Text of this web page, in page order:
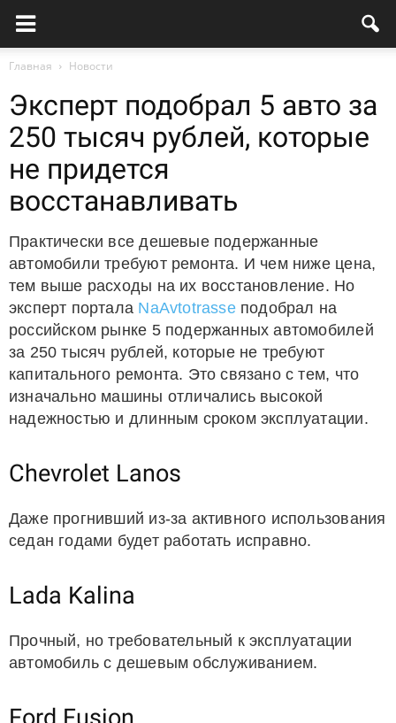
Главная Новости
Эксперт подобрал 5 авто за
250 тысяч рублей, которые
не придется
восстанавливать
Практически все дешевые подержанные
автомобили требуют ремонта. И чем ниже цена,
тем выше расходы на их восстановление. Но
эксперт портала NaAvtotrasseподобрал на
российском рынке 5 подержанных автомобилей
за 250 тысяч рублей, которые не требуют
капитального ремонта. Это связано с тем, что
изначально машины отличались высокой
надежностью и длинным сроком эксплуатации.
Chevrolet Lanos
Даже прогнивший из-за активного использования
седан годами будет работать исправно.
Lada Kalina
Прочный, но требовательный к эксплуатации
автомобиль с дешевым обслуживанием.